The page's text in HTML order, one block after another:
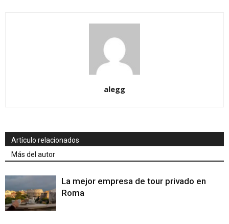
alegg
Artículo relacionados
Más del autor
La mejor empresa de tour privado en
Roma